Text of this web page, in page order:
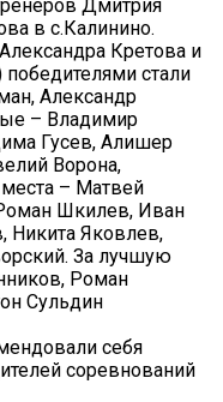
Дмитрия
в с.Калинино.
Кретова и
стали
Александр
– Владимир
Гусев, Алишер
Ворона,
– Матвей
Шкилев, Иван
Никита Яковлев,
За лучшую
Роман
Сульдин
себя
соревнований